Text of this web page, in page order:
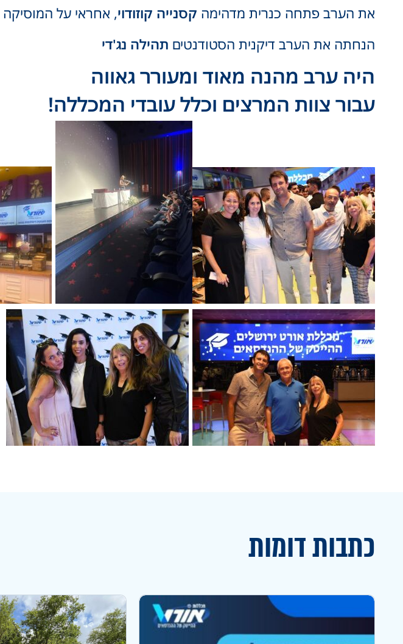
את הערב פתחה כנרית מדהימה קסנייה קוזודוי, אחראי על המוסיקה
הנחתה את הערב דיקנית הסטודנטים תהילה נג'די
היה ערב מהנה מאוד ומעורר גאווה
עבור צוות המרצים וכלל עובדי המכללה!
כתבות דומות